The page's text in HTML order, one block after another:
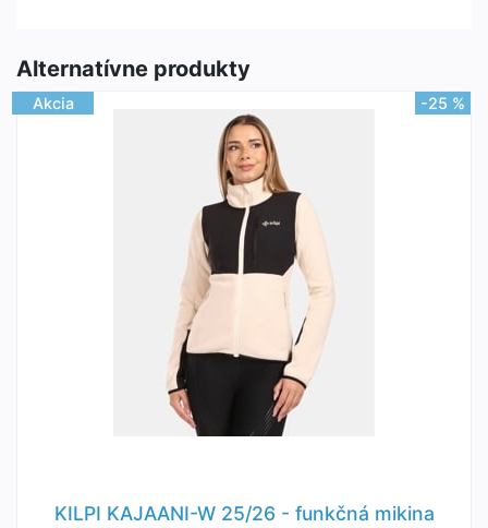
Alternatívne produkty
Akcia -25 %
KILPI KAJAANI-W 25/26 - funkčná mikina